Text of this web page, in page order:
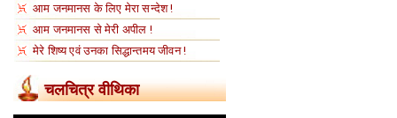
आम जनमानस के लिए मेरा सन्देश !
आम जनमानस से मेरी अपील !
मेरे शिष्य एवं उनका सिद्धान्तमय जीवन !
चलचित्र वीथिका